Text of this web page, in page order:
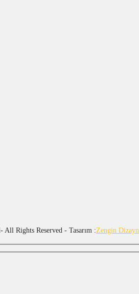
Rights Reserved - Tasarım :Zengin Dizayn